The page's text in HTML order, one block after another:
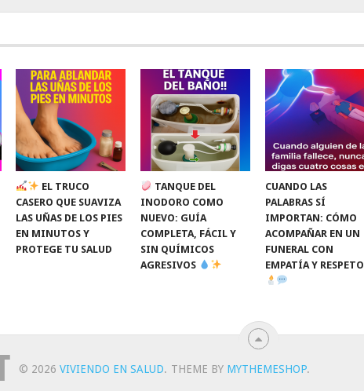
EL TRUCO
CASERO QUE SUAVIZA
LAS UÑAS DE LOS PIES
EN MINUTOS Y
PROTEGE TU SALUD
TANQUE DEL
INODORO COMO
NUEVO: GUÍA
COMPLETA, FÁCIL Y
SIN QUÍMICOS
AGRESIVOS
CUANDO LAS
PALABRAS SÍ
IMPORTAN: CÓMO
ACOMPAÑAR EN UN
FUNERAL CON
EMPATÍA Y RESPETO
© 2026 VIVIENDO EN SALUD. THEME BY MYTHEMESHOP.